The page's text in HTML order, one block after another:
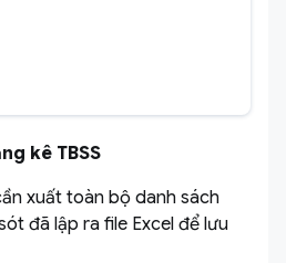
kê TBSS
xuất toàn bộ danh sách
đã lập ra file Excel để lưu